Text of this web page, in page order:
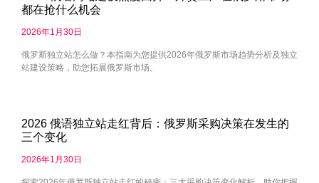
都在抢什么机会
2026年1月30日
俄罗斯独立站怎么做？本指南为您提供2026年俄罗斯市场趋势分析及独立
站建设策略，助您拓展俄罗斯市场。
2026 俄语独立站走红背后：俄罗斯采购决策在发生的
三个变化
2026年1月30日